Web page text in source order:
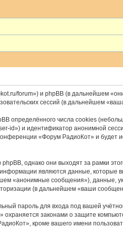
forum») и phpBB (в дальнейшем
сессий (в дальнейшем
определённого числа cookies
id») и идентификатор анонимной
«Форум РадиоКот» и будет
однако они выходят за рамки
являются данные, которые
«анонимные сообщения»), данные,
(в дальнейшем «ваши
пароль для входа под вашей
законами о защите
кроме вашего имени